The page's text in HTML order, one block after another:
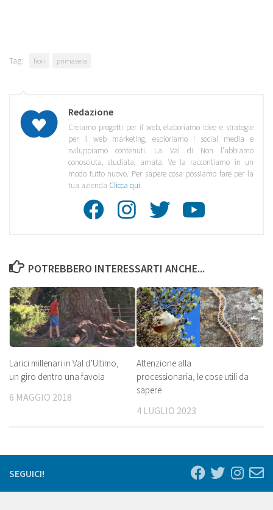
Tag: fiori primavera
Redazione
Creiamo progetti per il web, elaboriamo idee e strategie
per il web marketing, esploriamo i social media e
sviluppiamo contenuti. La Val di Non l'abbiamo
conosciuta, studiata, amata. Ve la raccontiamo in un
modo tutto nuovo. Per sapere cosa possiamo fare per la
tua azienda Clicca qui
Facebook
POTREBBERO INTERESSARTI ANCHE...
Larici millenari in Val d’Ultimo,
un giro dentro una favola
6 MAGGIO 2018
Attenzione alla
processionaria, le cose utili da
sapere
4 LUGLIO 2023
SEGUICI!